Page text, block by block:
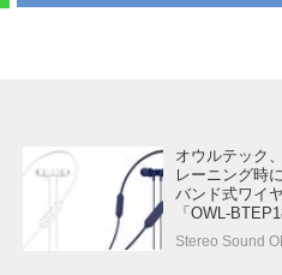
オウルテック
レーニング時
バンド式ワイ
「OWL-
Stereo Sound